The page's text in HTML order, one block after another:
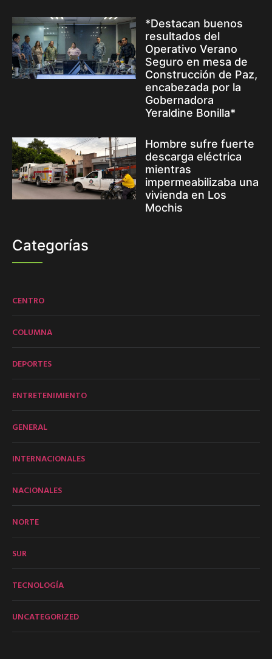
*Destacan buenos
resultados del
Operativo Verano
Seguro en mesa de
Construcción de Paz,
encabezada por la
Gobernadora
Yeraldine Bonilla*
Hombre sufre fuerte
descarga eléctrica
mientras
impermeabilizaba una
vivienda en Los
Mochis
Categorías
CENTRO
COLUMNA
DEPORTES
ENTRETENIMIENTO
GENERAL
INTERNACIONALES
NACIONALES
NORTE
SUR
TECNOLOGÍA
UNCATEGORIZED